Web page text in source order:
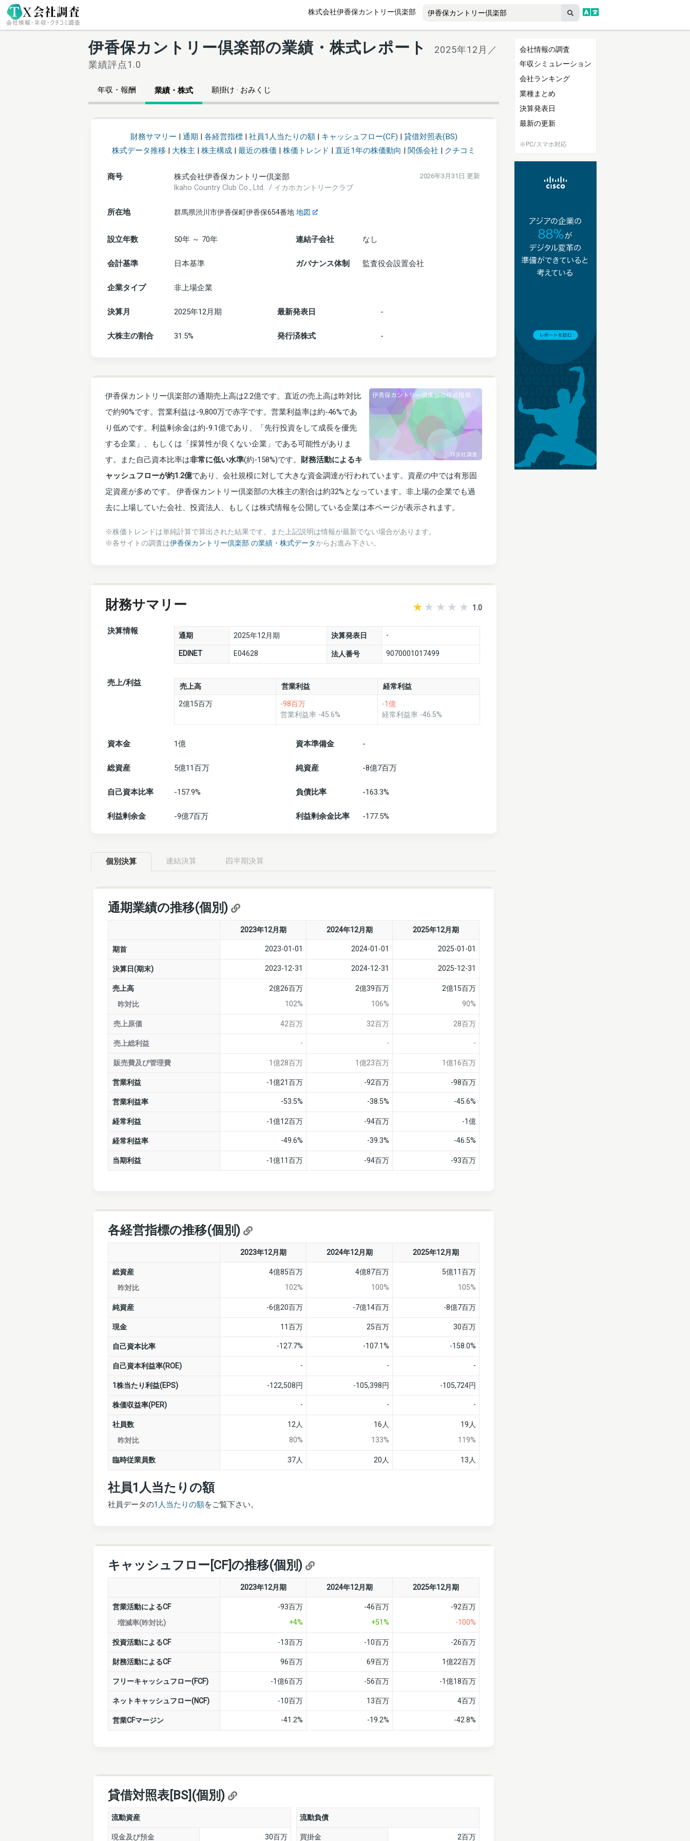
株式会社伊香保カントリー倶楽部
伊香保カントリー倶楽部の業績・株式レポート
2025年12月／
業績評点1.0
年収・報酬 業績・株式 願掛け · おみくじ
財務サマリー | 通期 | 各経営指標| 社員1人当たりの額| キャッシュフロー(CF) | 貸借対照表(BS)
株式データ推移 | 大株主 | 株主構成 | 最近の株価 | 株価トレンド | 直近1年の株価動向 | 関係会社 | クチコミ
商号 株式会社伊香保カントリー倶楽部
Ikaho Country Club Co., Ltd. / イカホカントリークラブ
2026年3月31日 更新
所在地 群馬県渋川市伊香保町伊香保654番地 地図
設立年数 50年 ～ 70年 連結子会社 なし
会計基準 日本基準 ガバナンス体制 監査役会設置会社
企業タイプ 非上場企業
決算月 2025年12月期 最新発表日 -
大株主の割合 31.5% 発行済株式 -
伊香保カントリー倶楽部の通期売上高は2.2億です。直近の売上高は昨対比
で約90%です。営業利益は-9,800万で赤字です。営業利益率は約-46%であ
り低めです。利益剰余金は約-9.1億であり、「先行投資をして成長を優先
する企業」、もしくは「採算性が良くない企業」である可能性がありま
す。また自己資本比率は非常に低い水準(約-158%)です。 財務活動によるキ
ャッシュフローが約1.2億であり、会社規模に対して大きな資金調達が行われています。資産の中では有形固
定資産が多めです。 伊香保カントリー倶楽部の大株主の割合は約32%となっています。非上場の企業でも過
去に上場していた会社、投資法人、もしくは株式情報を公開している企業は本ページが表示されます。
※株価トレンドは単純計算で算出された結果です。また上記説明は情報が最新でない場合があります。
※各サイトの調査は伊香保カントリー倶楽部 の業績・株式データからお進み下さい。
財務サマリー 1.0
決算情報 通期 2025年12月期 決算発表日 -
EDINET E04628 法人番号 9070001017499
売上/利益 売上高 営業利益 経常利益
2億15百万
-98百万
営業利益率 -45.6%
-1億
経常利益率 -46.5%
資本金 1億 資本準備金 -
総資産 5億11百万 純資産 -8億7百万
自己資本比率 -157.9% 負債比率 -163.3%
利益剰余金 -9億7百万 利益剰余金比率 -177.5%
個別決算 連結決算 四半期決算
通期業績の推移(個別)
2023年12月期 2024年12月期 2025年12月期
期首 2023-01-01 2024-01-01 2025-01-01
決算日(期末) 2023-12-31 2024-12-31 2025-12-31
売上高
昨対比
2億26百万
102%
2億39百万
106%
2億15百万
90%
売上原価 42百万 32百万 28百万
売上総利益 - - -
販売費及び管理費 1億28百万 1億23百万 1億16百万
営業利益 -1億21百万 -92百万 -98百万
営業利益率 -53.5% -38.5% -45.6%
経常利益 -1億12百万 -94百万 -1億
経常利益率 -49.6% -39.3% -46.5%
当期利益 -1億11百万 -94百万 -93百万
各経営指標の推移(個別)
2023年12月期 2024年12月期 2025年12月期
総資産
昨対比
4億85百万
102%
4億87百万
100%
5億11百万
105%
純資産 -6億20百万 -7億14百万 -8億7百万
現金 11百万 25百万 30百万
自己資本比率 -127.7% -107.1% -158.0%
自己資本利益率(ROE) - - -
1株当たり利益(EPS) -122,508円 -105,398円 -105,724円
株価収益率(PER) - - -
社員数
昨対比
12人
80%
16人
133%
19人
119%
臨時従業員数 37人 20人 13人
社員1人当たりの額
社員データの1人当たりの額をご覧下さい。
キャッシュフロー[CF]の推移(個別)
2023年12月期 2024年12月期 2025年12月期
営業活動によるCF
増減率(昨対比)
-93百万
+4%
-46百万
+51%
-92百万
-100%
投資活動によるCF -13百万 -10百万 -26百万
財務活動によるCF 96百万 69百万 1億22百万
フリーキャッシュフロー(FCF) -1億6百万 -56百万 -1億18百万
ネットキャッシュフロー(NCF) -10百万 13百万 4百万
営業CFマージン -41.2% -19.2% -42.8%
貸借対照表[BS](個別)
流動資産
現金及び預金 30百万
流動負債
買掛金 2百万
会社情報の調査
年収シミュレーション
会社ランキング
業種まとめ
決算発表日
最新の更新
※PC/スマホ対応